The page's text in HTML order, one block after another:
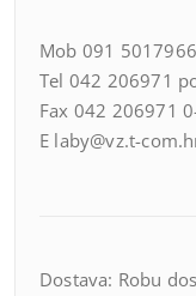
Mob 091
Tel 042 206971
Fax 042 206971
E laby@vz.t-
Dostava: Robu